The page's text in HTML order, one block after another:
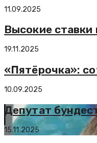
11.09.2025
Высокие
19.11.2025
«Пятёрочка»:
10.09.2025
Депутат
15.11.2025